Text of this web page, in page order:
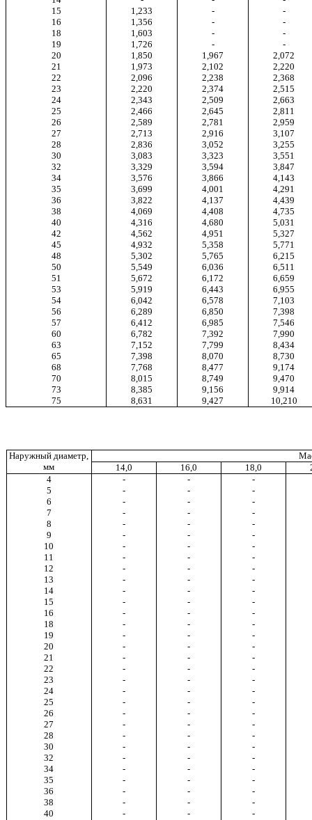
15
1,233 -
-
16
1,356 -
-
18
1,603 -
-
19
1,726 -
-
20
1,850 1,967
2,072
21
1,973 2,102
2,220
22
2,096 2,238
2,368
23
2,220 2,374
2,515
24
2,343 2,509
2,663
25
2,466 2,645
2,811
26
2,589 2,781
2,959
27
2,713 2,916
3,107
28
2,836 3,052
3,255
30
3,083 3,323
3,551
32
3,329 3,594
3,847
34
3,576 3,866
4,143
35
3,699 4,001
4,291
36
3,822 4,137
4,439
38
4,069 4,408
4,735
40
4,316 4,680
5,031
42
4,562 4,951
5,327
45
4,932 5,358
5,771
48
5,302 5,765
6,215
50
5,549 6,036
6,511
51
5,672 6,172
6,659
53
5,919 6,443
6,955
54
6,042 6,578
7,103
56
6,289 6,850
7,398
57
6,412 6,985
7,546
60
6,782 7,392
7,990
63
7,152 7,799
8,434
65
7,398 8,070
8,730
68
7,768 8,477
9,174
70
8,015 8,749
9,470
73
8,385 9,156
9,914
75
8,631 9,427 10,210
Наружный диаметр,
мм
14,0
16,0 18,0
4
- -
-
5
- -
-
6
- -
-
7
- -
-
8
- -
-
9
- -
-
10
- -
-
11
- -
-
12
- -
-
13
- -
-
14
- -
-
15
- -
-
16
- -
-
18
- -
-
19
- -
-
20
- -
-
21
- -
-
22
- -
-
23
- -
-
24
- -
-
25
- -
-
26
- -
-
27
- -
-
28
- -
-
30
- -
-
32
- -
-
34
- -
-
35
- -
-
36
- -
-
38
- -
-
40
- -
-